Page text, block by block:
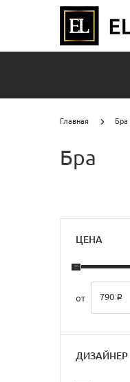
Главная Бра
Бра
ЦЕНА
от 790 ₽
ДИЗАЙНЕР